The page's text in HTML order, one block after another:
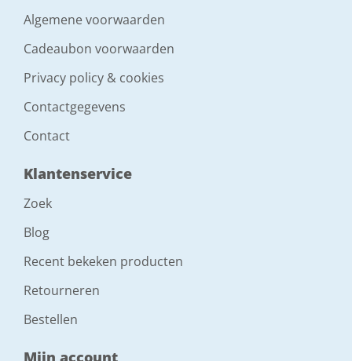
Algemene voorwaarden
Cadeaubon voorwaarden
Privacy policy & cookies
Contactgegevens
Contact
Klantenservice
Zoek
Blog
Recent bekeken producten
Retourneren
Bestellen
Mijn account